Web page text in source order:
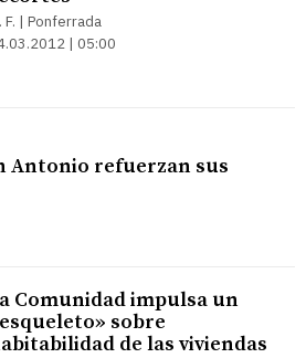
F. | Ponferrada
| 05:00
Antonio refuerzan sus
Comunidad impulsa un
sobre
de las viviendas